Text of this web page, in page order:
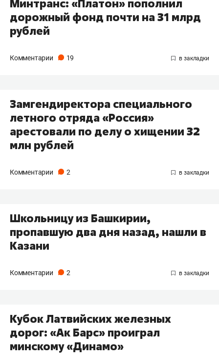
Минтранс: «Платон» пополнил
дорожный фонд почти на 31 млрд
рублей
Комментарии 19
Замгендиректора специального
летного отряда «Россия»
арестовали по делу о хищении 32
млн рублей
Комментарии 2
Школьницу из Башкирии,
пропавшую два дня назад, нашли в
Казани
Комментарии 2
​Кубок Латвийских железных
дорог: «Ак Барс» проиграл
минскому «Динамо»